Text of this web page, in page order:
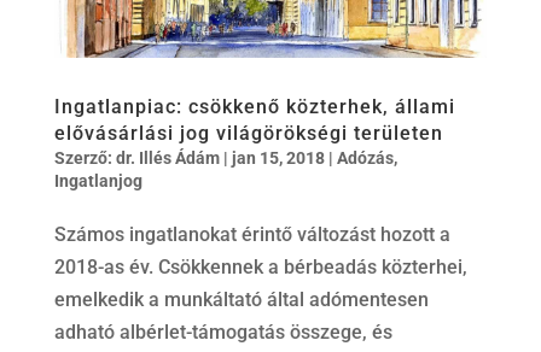
Ingatlanpiac: csökkenő közterhek, állami
elővásárlási jog világörökségi területen
Szerző: dr. Illés Ádám| jan 15, 2018| Adózás,
Ingatlanjog
Számos ingatlanokat érintő változást hozott a
2018-as év. Csökkennek a bérbeadás közterhei,
emelkedik a munkáltató által adómentesen
adható albérlet-támogatás összege, és